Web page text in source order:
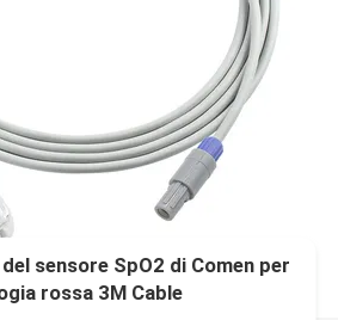
sensore SpO2 di Comen per
rossa 3M Cable